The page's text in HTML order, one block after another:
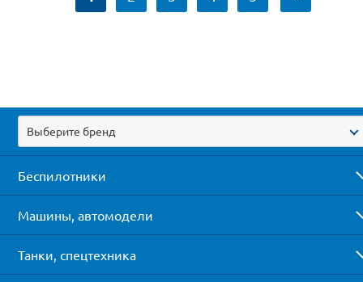
Выберите бренд
Беспилотники
Машины, автомодели
Танки, спецтехника